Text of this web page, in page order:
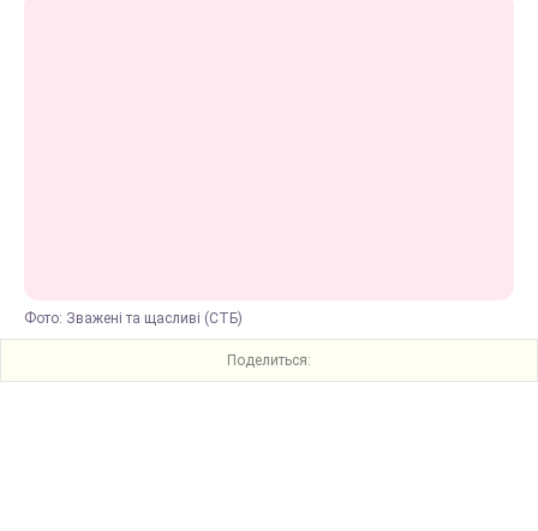
Фото: Зважені та щасливі (СТБ)
Поделиться: